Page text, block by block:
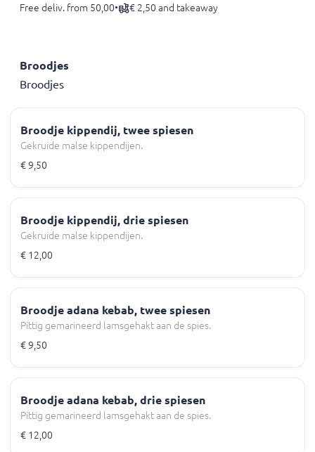
Free deliv. from 50,00• € 2,50 and takeaway
Broodjes
Broodjes
Broodje kippendij, twee spiesen
Gekruide malse kippendijen.
€ 9,50
Broodje kippendij, drie spiesen
Gekruide malse kippendijen.
€ 12,00
Broodje adana kebab, twee spiesen
Pittig gemarineerd lamsgehakt aan de spies.
€ 9,50
Broodje adana kebab, drie spiesen
Pittig gemarineerd lamsgehakt aan de spies.
€ 12,00